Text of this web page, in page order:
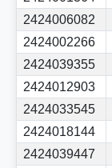
2424006082
2424002266
2424039355
2424012903
2424033545
2424018144
2424039447